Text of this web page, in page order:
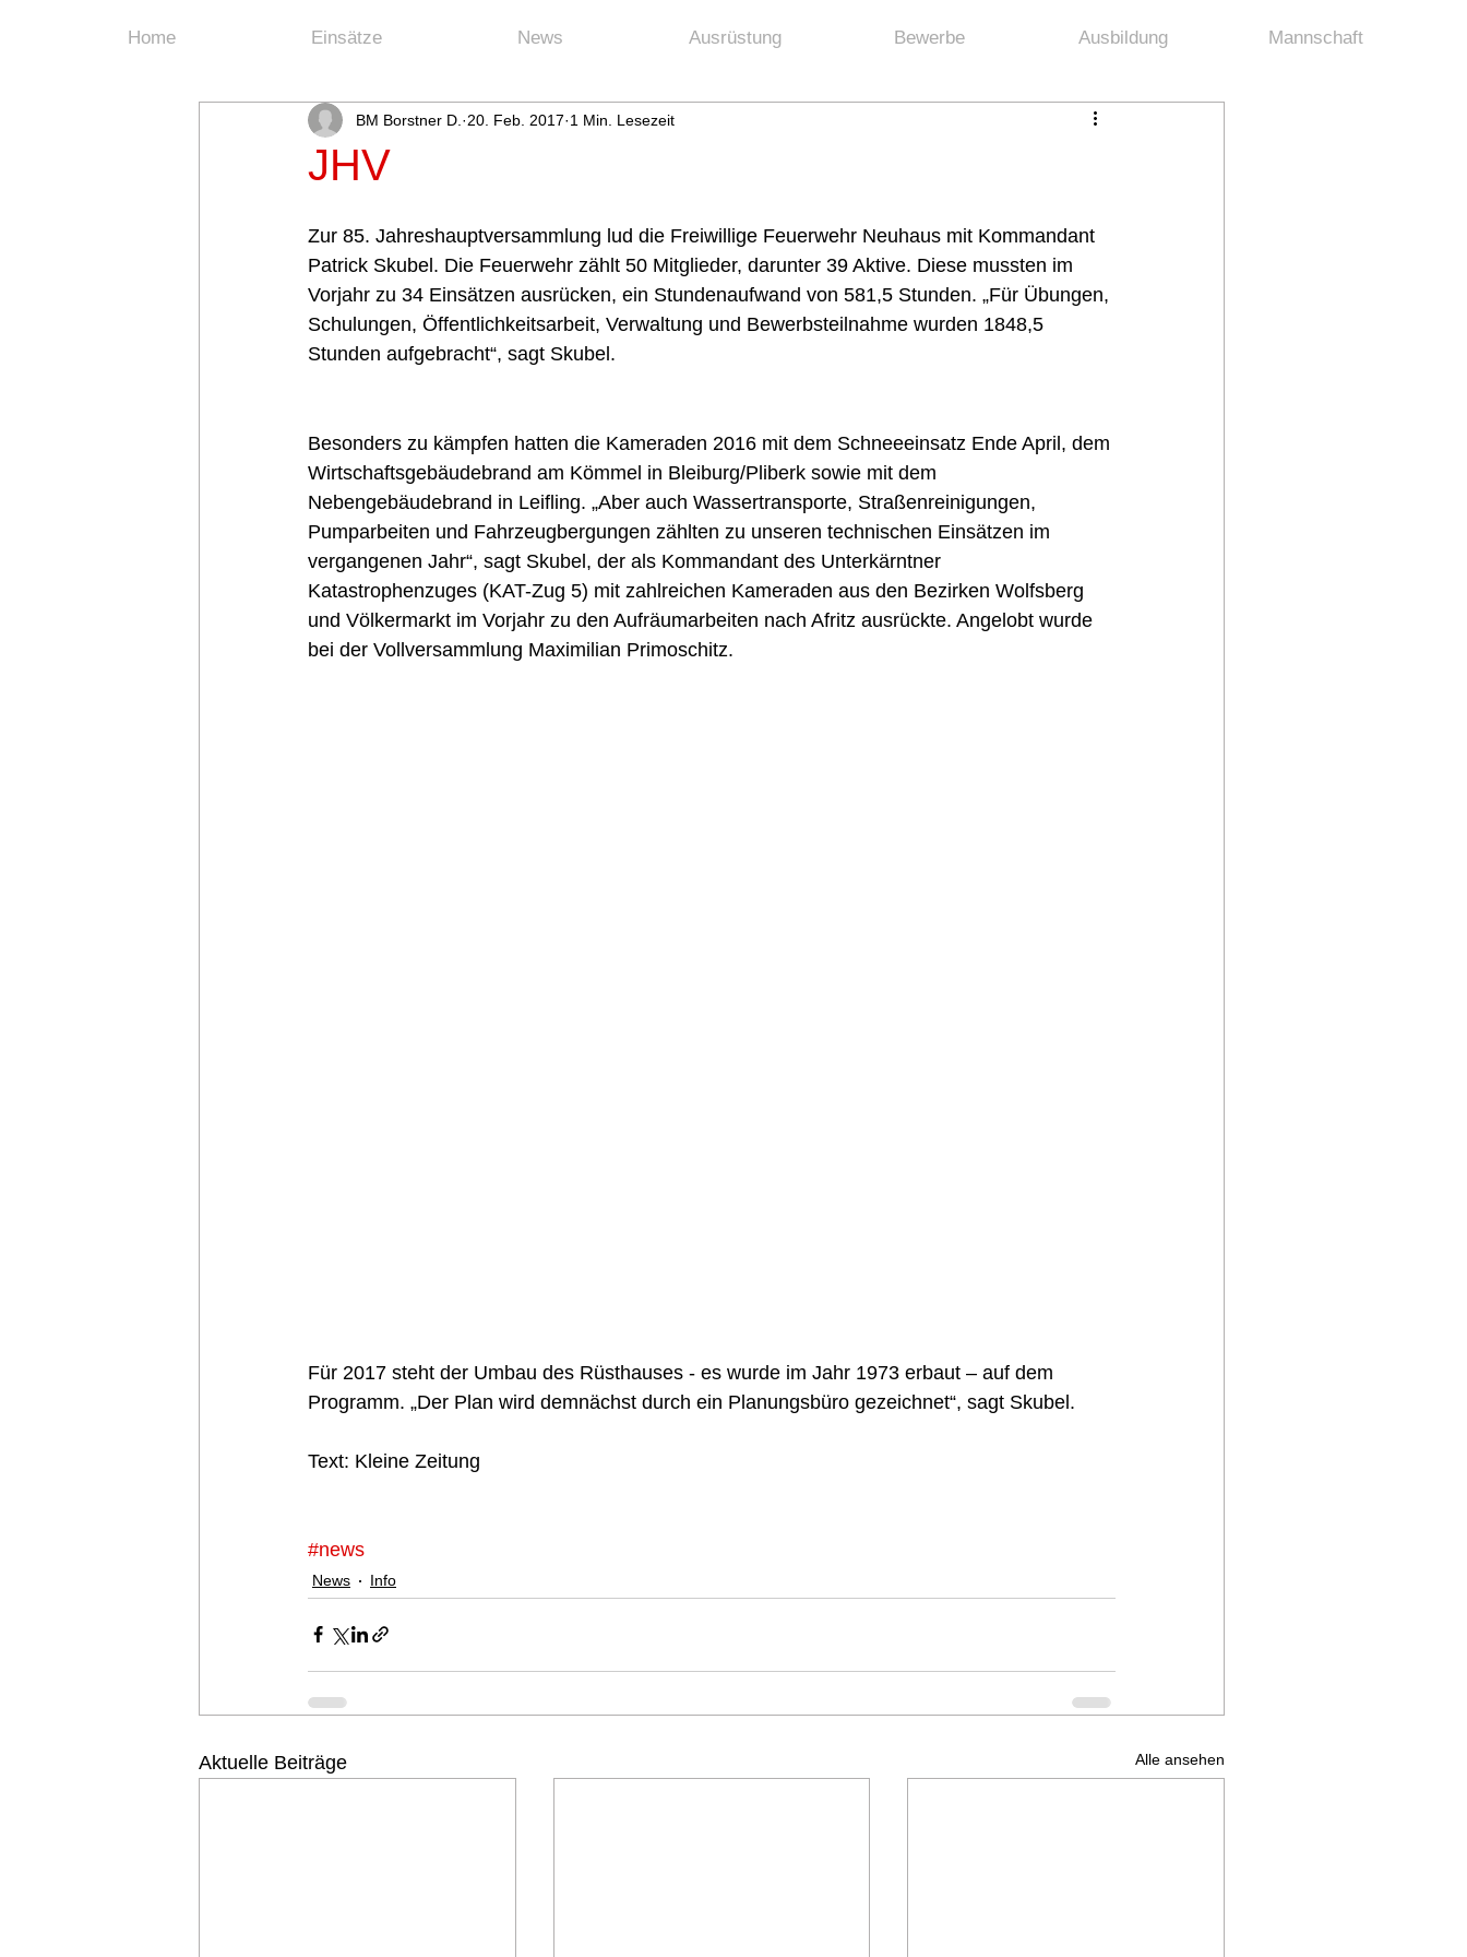
Home Einsätze News Ausrüstung Bewerbe Ausbildung Mannschaft
JHV
BM Borstner D. 20. Feb. 2017 1 Min. Lesezeit
Zur 85. Jahreshauptversammlung lud die Freiwillige Feuerwehr Neuhaus mit Kommandant
Patrick Skubel. Die Feuerwehr zählt 50 Mitglieder, darunter 39 Aktive. Diese mussten im
Vorjahr zu 34 Einsätzen ausrücken, ein Stundenaufwand von 581,5 Stunden. „Für Übungen,
Schulungen, Öffentlichkeitsarbeit, Verwaltung und Bewerbsteilnahme wurden 1848,5
Stunden aufgebracht“, sagt Skubel.
Besonders zu kämpfen hatten die Kameraden 2016 mit dem Schneeeinsatz Ende April, dem
Wirtschaftsgebäudebrand am Kömmel in Bleiburg/Pliberk sowie mit dem
Nebengebäudebrand in Leifling. „Aber auch Wassertransporte, Straßenreinigungen,
Pumparbeiten und Fahrzeugbergungen zählten zu unseren technischen Einsätzen im
vergangenen Jahr“, sagt Skubel, der als Kommandant des Unterkärntner
Katastrophenzuges (KAT-Zug 5) mit zahlreichen Kameraden aus den Bezirken Wolfsberg
und Völkermarkt im Vorjahr zu den Aufräumarbeiten nach Afritz ausrückte. Angelobt wurde
bei der Vollversammlung Maximilian Primoschitz.
Für 2017 steht der Umbau des Rüsthauses - es wurde im Jahr 1973 erbaut – auf dem
Programm. „Der Plan wird demnächst durch ein Planungsbüro gezeichnet“, sagt Skubel.
Text: Kleine Zeitung
#news
News Info
Aktuelle Beiträge Alle ansehen